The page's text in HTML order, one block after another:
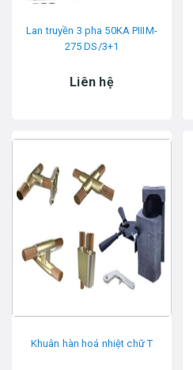
Lan truyền 3 pha 50KA PIIIM-
275 DS/3+1
Liên hệ
Khuân hàn hoá nhiệt chữ T